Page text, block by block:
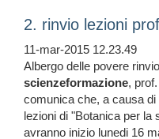
2. rinvio lezioni
11-mar-2015 12.23.49
Albergo delle povere
scienzeformazione,
comunica che, a causa
lezioni di "Botanica per la
avranno inizio lunedi 16